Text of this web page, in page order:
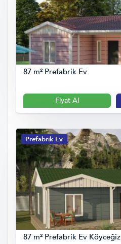
87 m² Prefabrik Ev
Fiyat Al
Prefabrik Ev
87 m² Prefabrik Ev Köyceğiz